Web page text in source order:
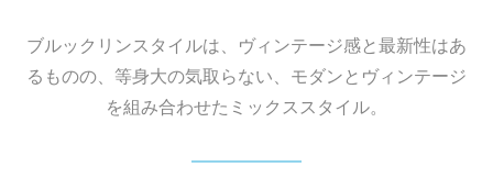
ブルックリンスタイルは、ヴィンテージ感と最新性はあ
るものの、等身大の気取らない、モダンとヴィンテージ
を組み合わせたミックススタイル。